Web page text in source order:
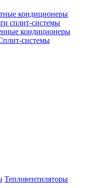
кондиционеры
сплит-системы
кондиционеры
системы
Тепловентиляторы